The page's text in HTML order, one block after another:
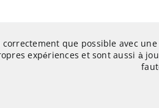
que possible avec
expériences et sont aussi à